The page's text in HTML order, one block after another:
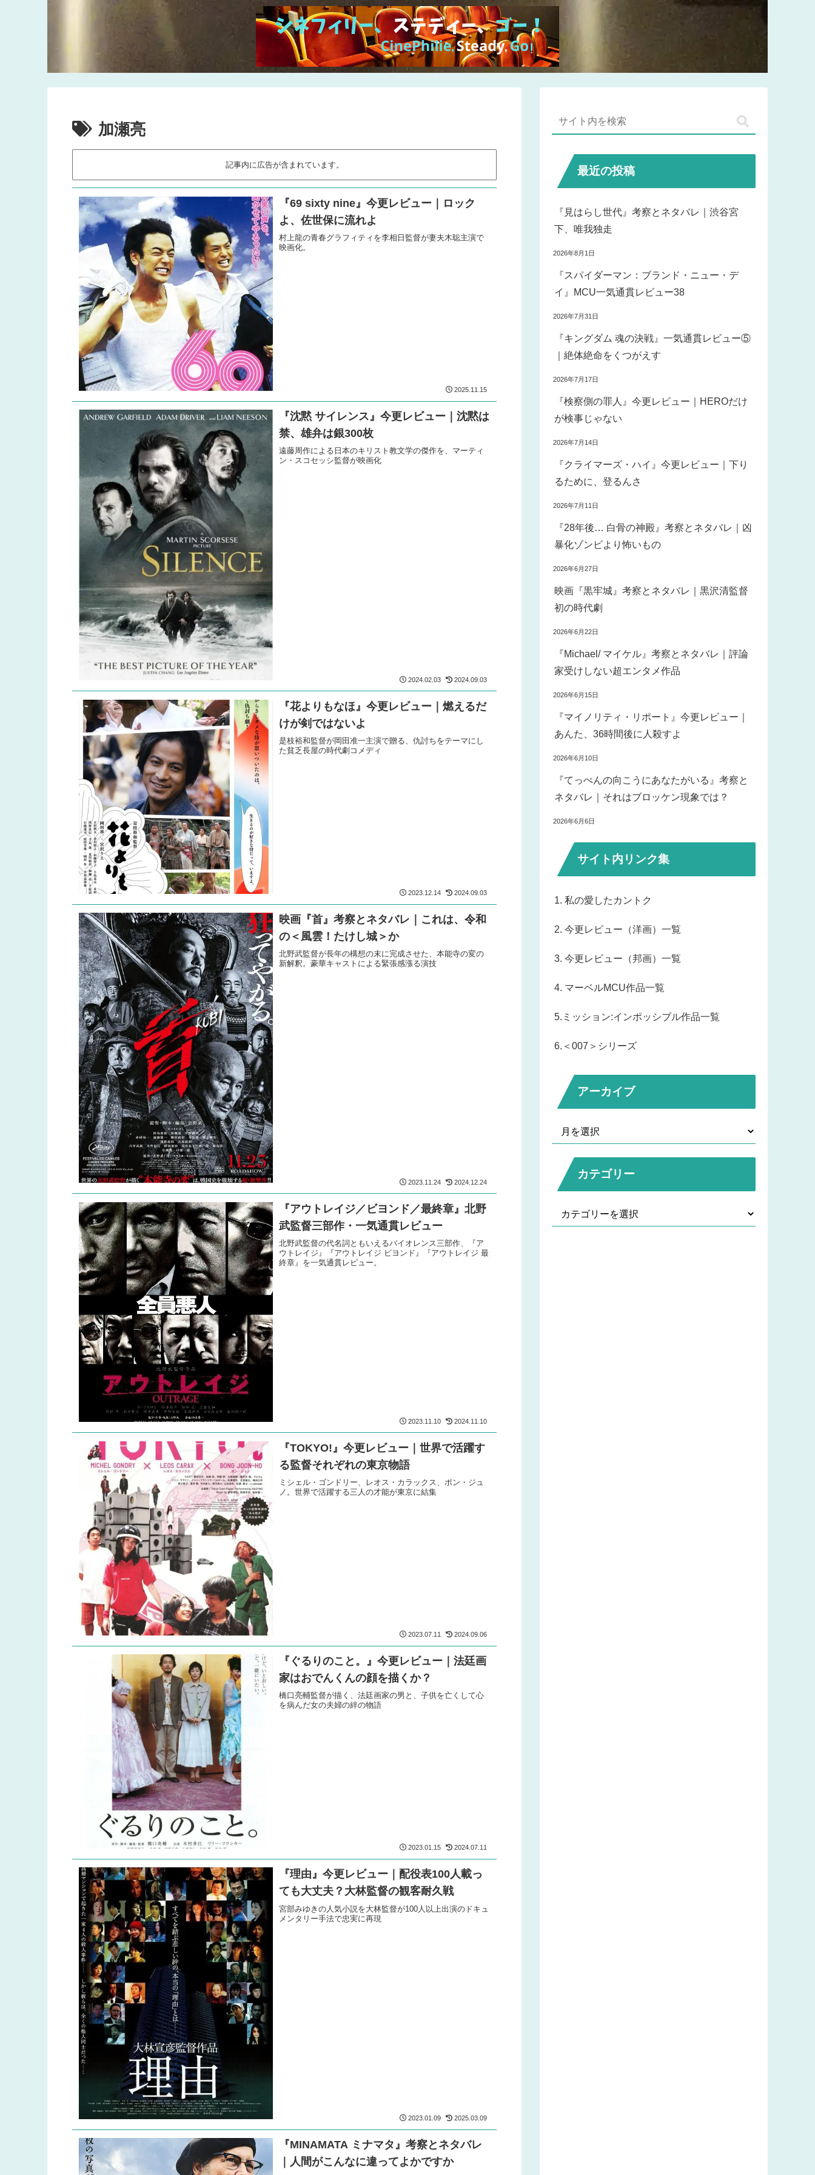
加瀬亮
記事内に広告が含まれています。
『69 sixty nine』今更レビュー｜ロック
よ、佐世保に流れよ
村上龍の青春グラフィティを李相日監督が妻夫木聡主演で
映画化。
2025.11.15
『沈黙 サイレンス』今更レビュー｜沈黙は
禁、雄弁は銀300枚
遠藤周作による日本のキリスト教文学の傑作を、マーティ
ン・スコセッシ監督が映画化
2024.02.03 2024.09.03
『花よりもなほ』今更レビュー｜燃えるだ
けが剣ではないよ
是枝裕和監督が岡田准一主演で贈る、仇討ちをテーマにし
た貧乏長屋の時代劇コメディ
2023.12.14 2024.09.03
映画『首』考察とネタバレ｜これは、令和
の＜風雲！たけし城＞か
北野武監督が長年の構想の末に完成させた、本能寺の変の
新解釈。豪華キャストによる緊張感漲る演技
2023.11.24 2024.12.24
『アウトレイジ／ビヨンド／最終章』北野
武監督三部作・一気通貫レビュー
北野武監督の代名詞ともいえるバイオレンス三部作、『ア
ウトレイジ』『アウトレイジ ビヨンド』『アウトレイジ 最
終章』を一気通貫レビュー。
2023.11.10 2024.11.10
『TOKYO!』今更レビュー｜世界で活躍す
る監督それぞれの東京物語
ミシェル・ゴンドリー、レオス・カラックス、ポン・ジュ
ノ。世界で活躍する三人の才能が東京に結集
2023.07.11 2024.09.06
『ぐるりのこと。』今更レビュー｜法廷画
家はおでんくんの顔を描くか？
橋口亮輔監督が描く、法廷画家の男と、子供を亡くして心
を病んだ女の夫婦の絆の物語
2023.01.15 2024.07.11
『理由』今更レビュー｜配役表100人載っ
ても大丈夫？大林監督の観客耐久戦
宮部みゆきの人気小説を大林監督が100人以上出演のドキュ
メンタリー手法で忠実に再現
2023.01.09 2025.03.09
『MINAMATA ミナマタ』考察とネタバレ
｜人間がこんなに違ってよかですか
最近の投稿
『見はらし世代』考察とネタバレ｜渋谷宮
下、唯我独走
2026年8月1日
『スパイダーマン：ブランド・ニュー・デ
イ』MCU一気通貫レビュー38
2026年7月31日
『キングダム 魂の決戦』一気通貫レビュー⑤
｜絶体絶命をくつがえす
2026年7月17日
『検察側の罪人』今更レビュー｜HEROだけ
が検事じゃない
2026年7月14日
『クライマーズ・ハイ』今更レビュー｜下り
るために、登るんさ
2026年7月11日
『28年後… 白骨の神殿』考察とネタバレ｜凶
暴化ゾンビより怖いもの
2026年6月27日
映画『黒牢城』考察とネタバレ｜黒沢清監督
初の時代劇
2026年6月22日
『Michael/ マイケル』考察とネタバレ｜評論
家受けしない超エンタメ作品
2026年6月15日
『マイノリティ・リポート』今更レビュー｜
あんた、36時間後に人殺すよ
2026年6月10日
『てっぺんの向こうにあなたがいる』考察と
ネタバレ｜それはブロッケン現象では？
2026年6月6日
サイト内リンク集
1. 私の愛したカントク
2. 今更レビュー（洋画）一覧
3. 今更レビュー（邦画）一覧
4. マーベルMCU作品一覧
5.ミッション:インポッシブル作品一覧
6.＜007＞シリーズ
アーカイブ
カテゴリー